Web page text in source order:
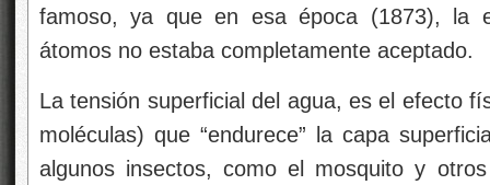
famoso, ya que en esa época (1873), la
átomos no estaba completamente aceptado.
La tensión superficial del agua, es el efecto
moléculas) que “endurece” la capa
algunos insectos, como el mosquito y